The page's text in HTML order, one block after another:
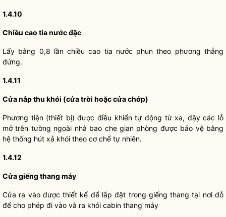
1.4.10
Chiều cao tia nước đặc
Lấy bằng 0,8 lần chiều cao tia nước phun theo phương thẳng
đứng.
1.4.11
Cửa nắp thu khói (cửa trời hoặc cửa chớp)
Phương tiện (thiết bị) được điều khiển tự động từ xa, đậy các lỗ
mở trên tường ngoài nhà bao che gian phòng được bảo vệ bằng
hệ thống hút xả khói theo cơ chế tự nhiên.
1.4.12
Cửa giếng thang máy
Cửa ra vào được thiết kế để lắp đặt trong giếng thang tại nơi đỗ
để cho phép đi vào và ra khỏi cabin thang máy